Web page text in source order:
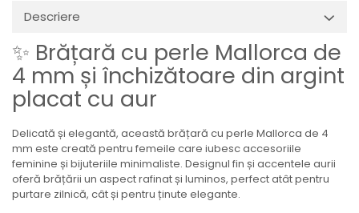
Descriere
✨ Brățară cu perle Mallorca de
4 mm și închizătoare din argint
placat cu aur
Delicată și elegantă, această brățară cu perle Mallorca de 4
mm este creată pentru femeile care iubesc accesoriile
feminine și bijuteriile minimaliste. Designul fin și accentele aurii
oferă brățării un aspect rafinat și luminos, perfect atât pentru
purtare zilnică, cât și pentru ținute elegante.